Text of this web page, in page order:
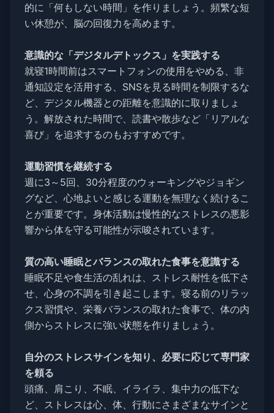
的に「何もしない時間」を作りましょう。頻繁な短
い休憩が、脳の回復力を高めます。
意識的な「デジタルデトックス」を実践する
就寝1時間前はスマートフォンの使用をやめる、非
通知設定を活用する、SNSを見る時間を制限するな
ど、デジタル機器との距離を意識的に取りましょ
う。解放された時間で、読書や散歩など「リアルな
喜び」を追求するのもおすすめです。
運動習慣を継続する
週に3～5回、30分程度のウォーキングやジョギン
グなど、心地よいと感じる運動を無理なく続けるこ
とが重要です。身体活動は慢性的なストレスの悪影
響から体を守る可能性が示唆されています。
質の高い睡眠とバランスの取れた食事を意識する
睡眠不足や食生活の乱れは、ストレス耐性を低下さ
せ、心身の不調を引き起こします。寝る前のリラッ
クス習慣や、栄養バランスの取れた食事で、体の内
側からストレスに強い状態を作りましょう。
自分のストレスサインを知り、必要に応じて専門家
を頼る
頭痛、肩こり、不眠、イライラ、集中力の低下な
ど、ストレスは心、体、行動にさまざまなサインと